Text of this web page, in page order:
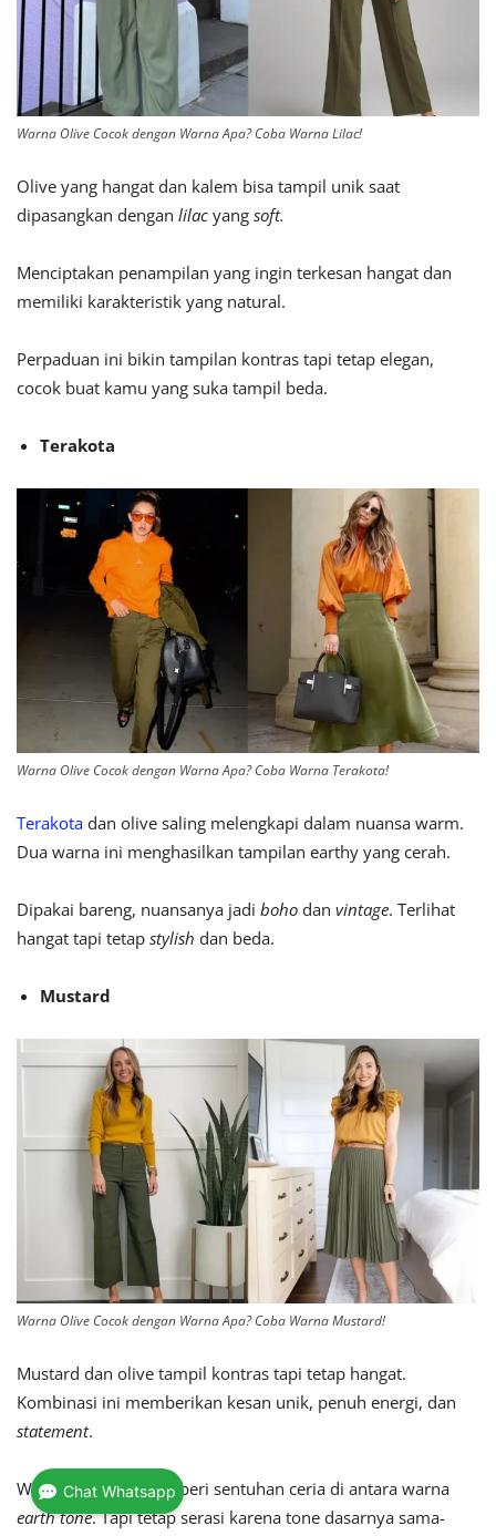
Warna Olive Cocok dengan Warna Apa? Coba Warna Lilac!
Olive yang hangat dan kalem bisa tampil unik saat
dipasangkan dengan lilac yang soft.
Menciptakan penampilan yang ingin terkesan hangat dan
memiliki karakteristik yang natural.
Perpaduan ini bikin tampilan kontras tapi tetap elegan,
cocok buat kamu yang suka tampil beda.
Terakota
Warna Olive Cocok dengan Warna Apa? Coba Warna Terakota!
Terakota dan olive saling melengkapi dalam nuansa warm.
Dua warna ini menghasilkan tampilan earthy yang cerah.
Dipakai bareng, nuansanya jadi boho dan vintage. Terlihat
hangat tapi tetap stylish dan beda.
Mustard
Warna Olive Cocok dengan Warna Apa? Coba Warna Mustard!
Mustard dan olive tampil kontras tapi tetap hangat.
Kombinasi ini memberikan kesan unik, penuh energi, dan
statement.
Warna mustard memberi sentuhan ceria di antara warna
earth tone. Tapi tetap serasi karena tone dasarnya sama-
Chat Whatsapp